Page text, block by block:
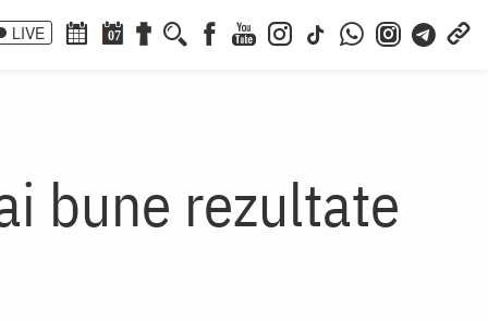
LIVE 07
bune rezultate